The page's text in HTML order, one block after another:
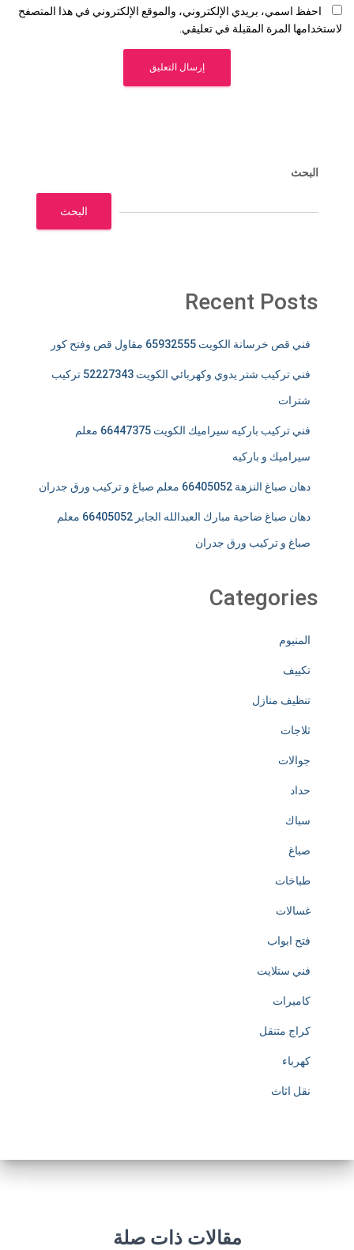
احفظ اسمي، بريدي الإلكتروني، والموقع الإلكتروني في هذا المتصفح
لاستخدامها المرة المقبلة في تعليقي.
البحث
البحث
Recent Posts
فني قص خرسانة الكويت 65932555 مقاول قص وفتح كور
فني تركيب شتر يدوي وكهربائي الكويت 52227343 تركيب
شترات
فني تركيب باركيه سيراميك الكويت 66447375 معلم
سيراميك و باركيه
دهان صباغ النزهة 66405052 معلم صباغ و تركيب ورق جدران
دهان صباغ ضاحية مبارك العبدالله الجابر 66405052 معلم
صباغ و تركيب ورق جدران
Categories
المنيوم
تكييف
تنظيف منازل
ثلاجات
جوالات
حداد
سباك
صباغ
طباخات
غسالات
فتح ابواب
فني ستلايت
كاميرات
كراج متنقل
كهرباء
نقل اثاث
مقالات ذات صلة